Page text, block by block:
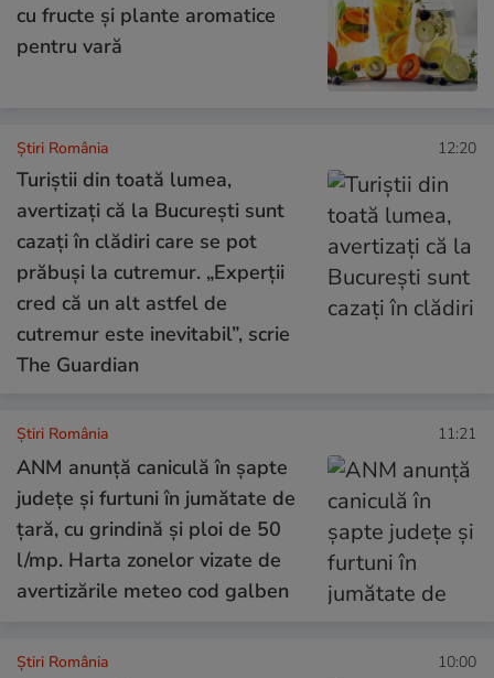
cu fructe şi plante aromatice
pentru vară
Știri România 12:20
Turiștii din toată lumea,
avertizați că la București sunt
cazați în clădiri care se pot
prăbuși la cutremur. „Experții
cred că un alt astfel de
cutremur este inevitabil”, scrie
The Guardian
Știri România 11:21
ANM anunță caniculă în șapte
județe și furtuni în jumătate de
țară, cu grindină și ploi de 50
l/mp. Harta zonelor vizate de
avertizările meteo cod galben
Știri România 10:00